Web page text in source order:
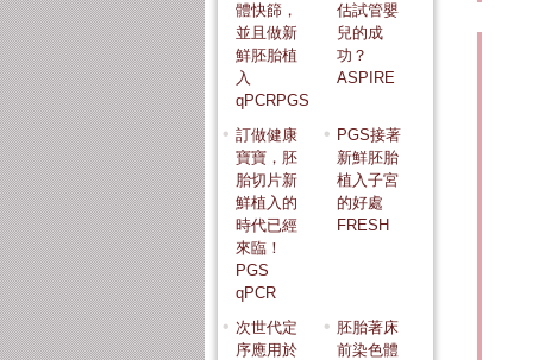
體快篩，
並且做新
鮮胚胎植
入
qPCRPGS
估試管嬰
兒的成
功？
ASPIRE
訂做健康
寶寶，胚
胎切片新
鮮植入的
時代已經
來臨！
PGS
qPCR
PGS接著
新鮮胚胎
植入子宮
的好處
FRESH
次世代定
序應用於
胚胎著床
前染色體